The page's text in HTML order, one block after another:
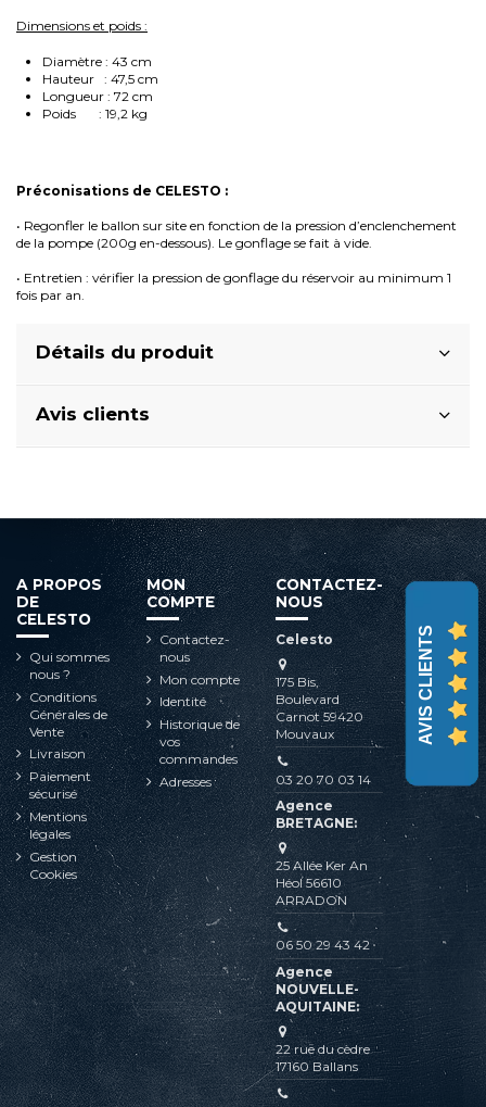
Dimensions et poids :
Diamètre : 43 cm
Hauteur : 47,5 cm
Longueur : 72 cm
Poids : 19,2 kg
Préconisations de CELESTO :
• Regonfler le ballon sur site en fonction de la pression d’enclenchement
de la pompe (200g en-dessous). Le gonflage se fait à vide.
• Entretien : vérifier la pression de gonflage du réservoir au minimum 1
fois par an.
Détails du produit
Avis clients
A PROPOS
DE
CELESTO
Qui sommes
nous ?
Conditions
Générales de
Vente
Livraison
Paiement
sécurisé
Mentions
légales
Gestion
Cookies
MON
COMPTE
Contactez-
nous
Mon compte
Identité
Historique de
vos
commandes
Adresses
CONTACTEZ-
NOUS
Celesto
175 Bis,
Boulevard
Carnot 59420
Mouvaux
03 20 70 03 14
Agence
BRETAGNE:
25 Allée Ker An
Héol 56610
ARRADON
06 50 29 43 42
Agence
NOUVELLE-
AQUITAINE:
22 rue du cèdre
17160 Ballans
AVIS CLIENTS